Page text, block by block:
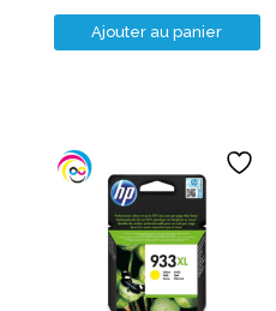
de
HP_934XLB
Ajouter au panier